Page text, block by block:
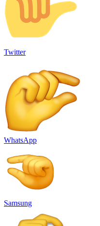
Twitter
WhatsApp
Samsung